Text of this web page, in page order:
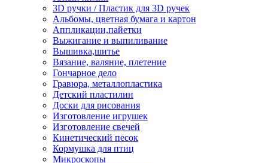
3D ручки / Пластик для 3D ручек
Альбомы, цветная бумага и картон
Аппликации,пайетки
Выжигание и выпиливание
Вышивка,шитье
Вязание, валяние, плетение
Гончарное дело
Гравюра, металлопластика
Детский пластилин
Доски для рисования
Изготовление игрушек
Изготовление свечей
Кинетический песок
Кормушка для птиц
Микроскопы